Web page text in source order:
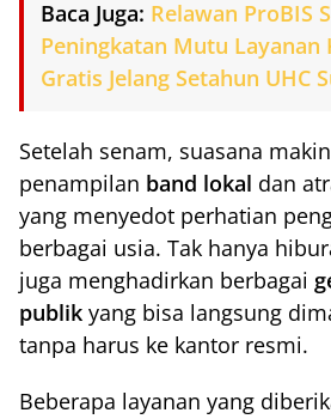
Baca Juga: Relawan ProBIS
Peningkatan Mutu Layanan
Gratis Jelang Setahun UHC
Setelah senam, suasana
penampilan band lokal dan
yang menyedot perhatian
berbagai usia. Tak hanya
juga menghadirkan berbagai
publik yang bisa langsung
tanpa harus ke kantor resmi.
Beberapa layanan yang